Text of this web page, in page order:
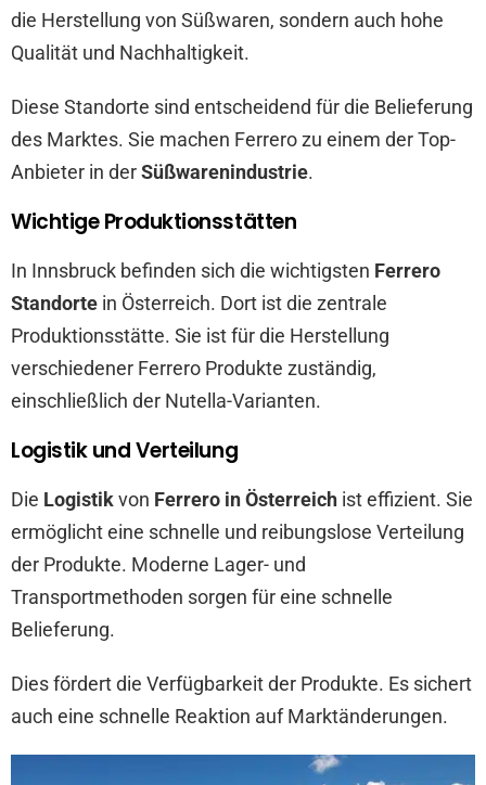
die Herstellung von Süßwaren, sondern auch hohe
Qualität und Nachhaltigkeit.
Diese Standorte sind entscheidend für die Belieferung
des Marktes. Sie machen Ferrero zu einem der Top-
Anbieter in derSüßwarenindustrie.
Wichtige Produktionsstätten
In Innsbruck befinden sich die wichtigsten Ferrero
Standorte in Österreich. Dort ist die zentrale
Produktionsstätte. Sie ist für die Herstellung
verschiedener Ferrero Produkte zuständig,
einschließlich der Nutella-Varianten.
Logistik und Verteilung
Die Logistikvon Ferrero in Österreich ist effizient. Sie
ermöglicht eine schnelle und reibungslose Verteilung
der Produkte. Moderne Lager- und
Transportmethoden sorgen für eine schnelle
Belieferung.
Dies fördert die Verfügbarkeit der Produkte. Es sichert
auch eine schnelle Reaktion auf Marktänderungen.